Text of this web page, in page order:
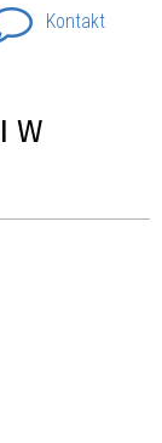
Kontakt
W